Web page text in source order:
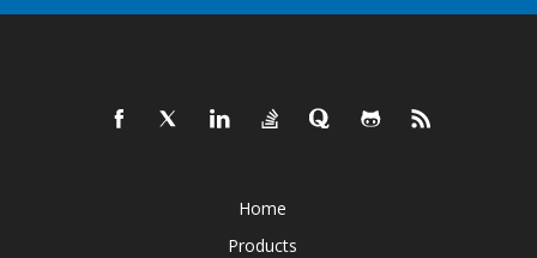
Home
Products